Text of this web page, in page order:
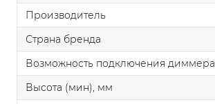
Производитель
Страна бренда
Возможность подключения диммера
Высота (мин), мм